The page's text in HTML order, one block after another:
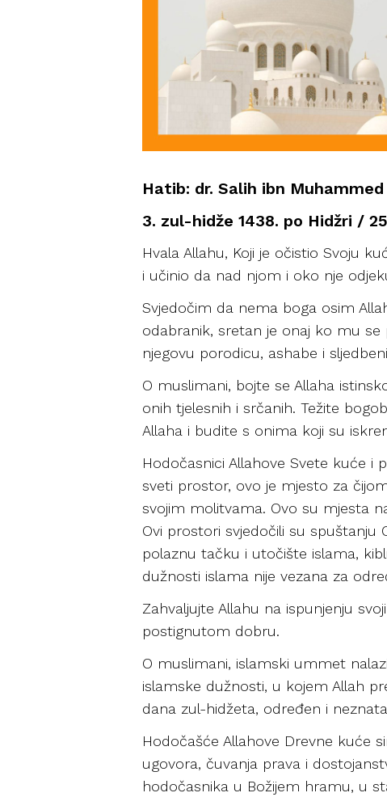
Hatib: dr. Salih ibn
3. zul-hidže 1438. po Hidžri /
Hvala Allahu, Koji je očistio Svoju
i učinio da nad njom i oko nje
Svjedočim da nema boga osim
odabranik, sretan je onaj ko mu se
njegovu porodicu, ashabe i
O muslimani, bojte se Allaha
onih tjelesnih i srčanih. Težite
Allaha i budite s onima koji su
Hodočasnici Allahove Svete kuće i
sveti prostor, ovo je mjesto za
svojim molitvama. Ovo su mjesta
Ovi prostori svjedočili su spuštanju
polaznu tačku i utočište islama,
dužnosti islama nije vezana za
Zahvaljujte Allahu na ispunjenju
postignutom dobru.
O muslimani, islamski ummet
islamske dužnosti, u kojem Allah
dana zul-hidžeta, određen i
Hodočašće Allahove Drevne kuće
ugovora, čuvanja prava i
hodočasnika u Božijem hramu, u